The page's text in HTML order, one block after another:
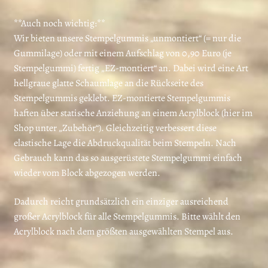
**Auch noch wichtig:**
Wir bieten unsere Stempelgummis „unmontiert“ (= nur die
Gummilage) oder mit einem Aufschlag von 0,90 Euro (je
Stempelgummi) fertig „EZ-montiert“ an. Dabei wird eine Art
hellgraue glatte Schaumlage an die Rückseite des
Stempelgummis geklebt. EZ-montierte Stempelgummis
haften über statische Anziehung an einem Acrylblock (hier im
Shop unter „Zubehör“). Gleichzeitig verbessert diese
elastische Lage die Abdruckqualität beim Stempeln. Nach
Gebrauch kann das so ausgerüstete Stempelgummi einfach
wieder vom Block abgezogen werden.
Dadurch reicht grundsätzlich ein einziger ausreichend
großer Acrylblock für alle Stempelgummis. Bitte wählt den
Acrylblock nach dem größten ausgewählten Stempel aus.